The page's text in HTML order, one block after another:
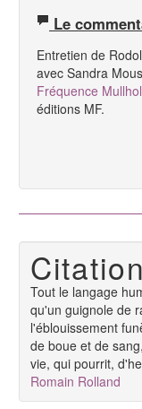
Le
Entretien de
avec Sandra
Fréquence
éditions MF.
Citation
Tout le langage
qu'un guignole de
l'éblouissement
de boue et de
vie, qui pourrit,
Romain Rolland